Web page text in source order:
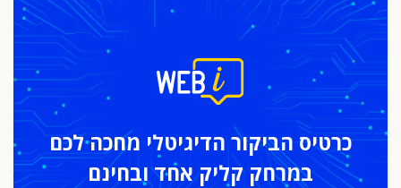
כרטיס הביקור הדיגיטלי מחכה לכם
במרחק קליק אחד ובחינם